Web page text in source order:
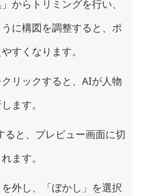
からトリミングを行い、
に構図を調整すると、ポ
すくなります。
リックすると、AIが人物
ます。
と、プレビュー画面に切
ます。
を外し、「ぼかし」を選択